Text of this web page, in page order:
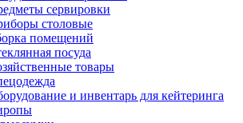
сервировки
столовые
помещений
посуда
товары
и инвентарь для кейтеринга